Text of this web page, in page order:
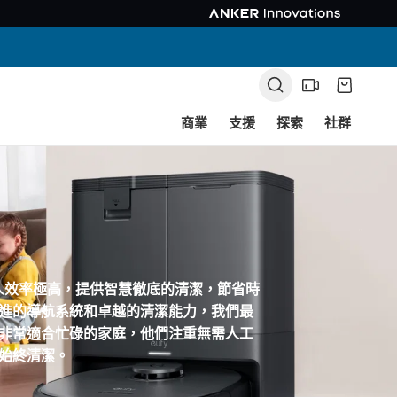
商業 支援 探索 社群
率極高，提供智慧徹底的清潔，節省時
的導航系統和卓越的清潔能力，我們最
常適合忙碌的家庭，他們注重無需人工
終清潔。